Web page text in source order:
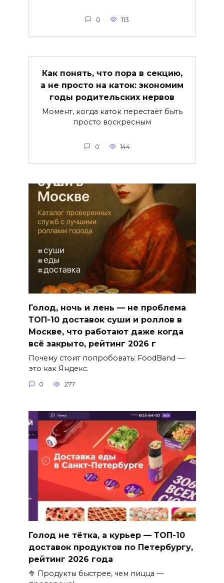
0 113
Как понять, что пора в секцию,
а не просто на каток: экономим
годы родительских нервов
Момент, когда каток перестаёт быть
просто воскресным
0 144
Голод, ночь и лень — не проблема
ТОП-10 доставок суши и роллов в
Москве, что работают даже когда
всё закрыто, рейтинг 2026 г
Почему стоит попробовать: FoodBand —
это как Яндекс.
0 277
Голод не тётка, а курьер — ТОП-10
доставок продуктов по Петербургу,
рейтинг 2026 года
🥦 Продукты быстрее, чем пицца —